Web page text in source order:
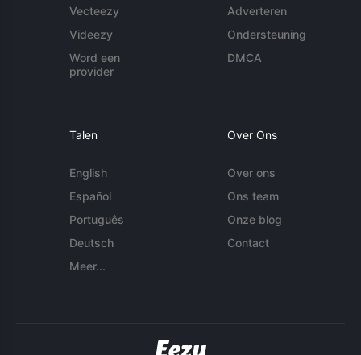
Vecteezy
Videezy
Word een
provider
Adverteren
Ondersteuning
DMCA
Talen
English
Español
Português
Deutsch
Meer...
Over Ons
Over ons
Ons team
Onze blog
Contact